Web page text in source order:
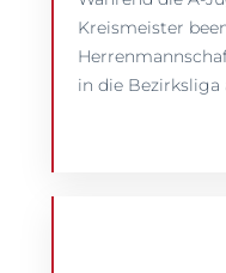
Kreismeister
in die Bezirksliga